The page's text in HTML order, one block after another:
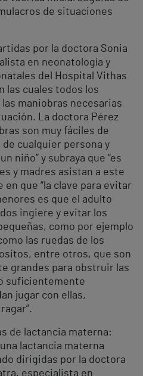
de situaciones
por la doctora Sonia
en neonatología y
del Hospital Vithas
las cuales todos los
maniobras necesarias
La doctora Pérez
son muy fáciles de
de cualquier persona y
niño” y subraya que “es
y madres asistan a este
que “la clave para evitar
es que el adulto
ingiere y evitar los
como por ejemplo
las ruedas de los
entre otros, que son
grandes para obstruir las
suficientemente
jugar con ellas,
de lactancia materna:
lactancia materna
dirigidas por la doctora
especialista en